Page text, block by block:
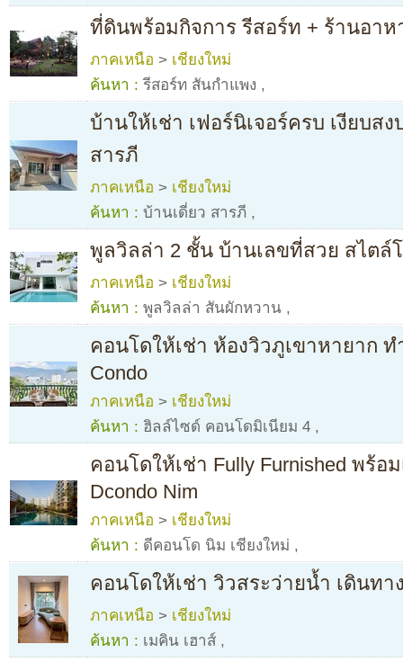
ที่ดินพร้อมกิจการ รีสอร์ท + ร้านอาห
ภาคเหนือ > เชียงใหม่
ค้นหา : รีสอร์ท สันกำแพง ,
บ้านให้เช่า เฟอร์นิเจอร์ครบ เงียบส
สารภี
ภาคเหนือ > เชียงใหม่
ค้นหา : บ้านเดี่ยว สารภี ,
พูลวิลล่า 2 ชั้น บ้านเลขที่สวย สไตล์
ภาคเหนือ > เชียงใหม่
ค้นหา : พูลวิลล่า สันผักหวาน ,
คอนโดให้เช่า ห้องวิวภูเขาหายาก ท
Condo
ภาคเหนือ > เชียงใหม่
ค้นหา : ฮิลล์ไซด์ คอนโดมิเนียม 4 ,
คอนโดให้เช่า Fully Furnished พร้อ
Dcondo Nim
ภาคเหนือ > เชียงใหม่
ค้นหา : ดีคอนโด นิม เชียงใหม่ ,
คอนโดให้เช่า วิวสระว่ายน้ำ เดินทา
ภาคเหนือ > เชียงใหม่
ค้นหา : เมคิน เฮาส์ ,